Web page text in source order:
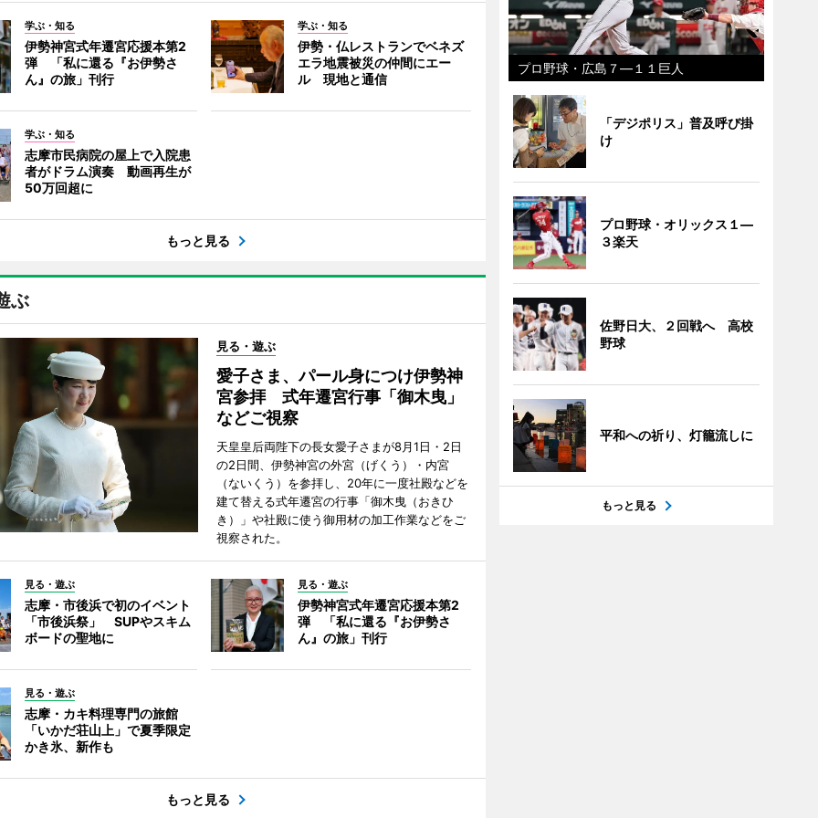
学ぶ・知る
伊勢神宮式年遷宮応援本第2
弾 「私に還る『お伊勢さ
ん』の旅」刊行
学ぶ・知る
伊勢・仏レストランでベネズ
エラ地震被災の仲間にエー
ル 現地と通信
学ぶ・知る
志摩市民病院の屋上で入院患
者がドラム演奏 動画再生が
50万回超に
もっと見る
ぶ
見る・遊ぶ
愛子さま、パール身につけ伊勢神
宮参拝 式年遷宮行事「御木曳」
などご視察
天皇皇后両陛下の長女愛子さまが8月1日・2日
の2日間、伊勢神宮の外宮（げくう）・内宮
（ないくう）を参拝し、20年に一度社殿などを
建て替える式年遷宮の行事「御木曳（おきひ
き）」や社殿に使う御用材の加工作業などをご
視察された。
見る・遊ぶ
志摩・市後浜で初のイベント
「市後浜祭」 SUPやスキム
ボードの聖地に
見る・遊ぶ
伊勢神宮式年遷宮応援本第2
弾 「私に還る『お伊勢さ
ん』の旅」刊行
見る・遊ぶ
志摩・カキ料理専門の旅館
「いかだ荘山上」で夏季限定
かき氷、新作も
もっと見る
プロ野球・広島７―１１巨人
「デジポリス」普及呼び掛
け
プロ野球・オリックス１―
３楽天
佐野日大、２回戦へ 高校
野球
平和への祈り、灯籠流しに
もっと見る